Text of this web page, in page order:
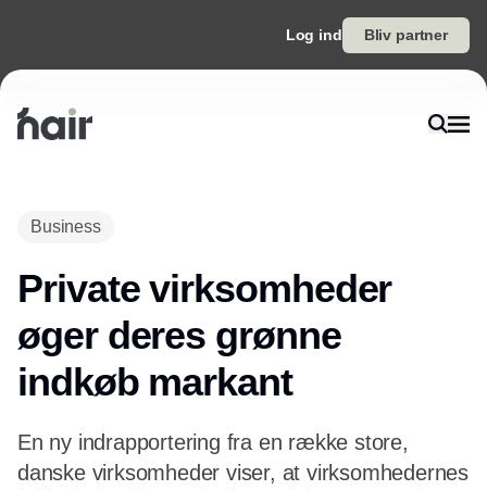
Log ind Bliv partner
Business
Private virksomheder
øger deres grønne
indkøb markant
En ny indrapportering fra en række store,
danske virksomheder viser, at virksomhedernes